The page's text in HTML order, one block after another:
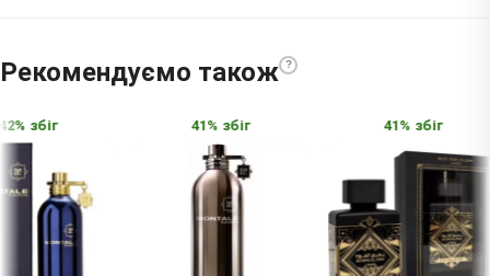
Рекомендуємо також ?
збіг 41% збіг 41% збіг